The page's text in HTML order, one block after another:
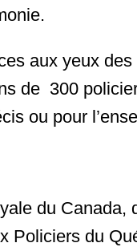
aux yeux
de 300
ou pour
du
du